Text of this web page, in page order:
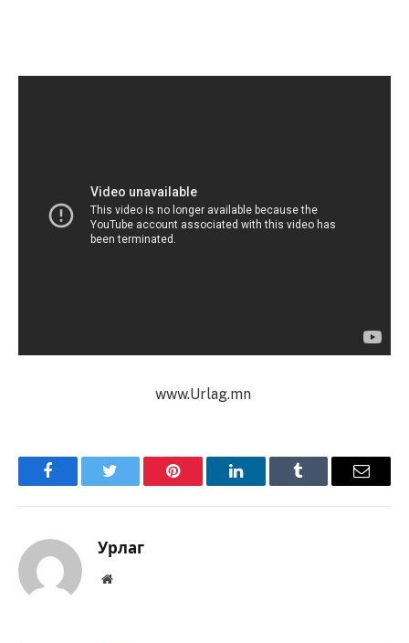
www.Urlag.mn
FacebookTwitter Pinterest LinkedInTumblr Имэйл
Урлаг
Вэбсайт